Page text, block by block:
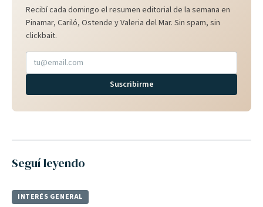
Recibí cada domingo el resumen editorial de la semana en
Pinamar, Cariló, Ostende y Valeria del Mar. Sin spam, sin
clickbait.
Suscribirme
Seguí leyendo
INTERÉS GENERAL